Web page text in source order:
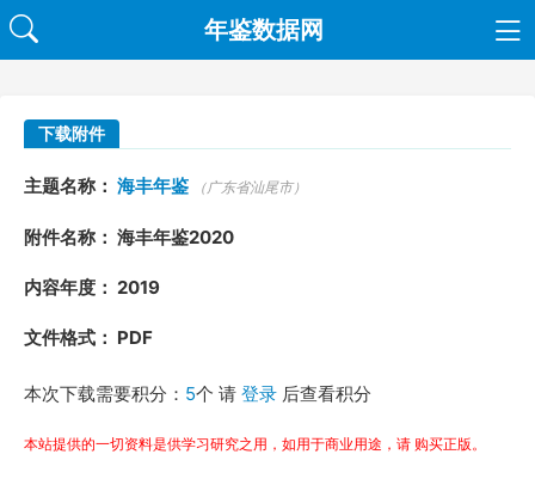
年鉴数据网
下载附件
主题名称： 海丰年鉴 （广东省汕尾市）
附件名称： 海丰年鉴2020
内容年度： 2019
文件格式： PDF
本次下载需要积分： 5个 请 登录 后查看积分
本站提供的一切资料是供学习研究之用，如用于商业用途，请 购买正版。